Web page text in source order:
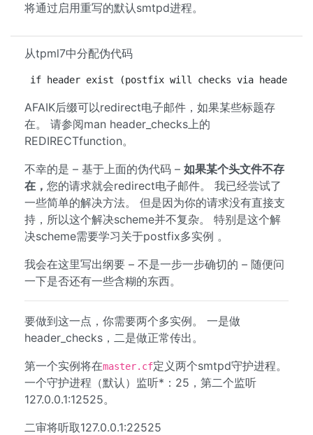
将通过启用重写的默认smtpd进程。
从tpml7中分配伪代码
if header exist (postfix will checks via
AFAIK后缀可以redirect电子邮件，如果某些标题存
在。 请参阅man header_checks上的
REDIRECTfunction。
不幸的是 – 基于上面的伪代码 – 如果某个头文件不存
在， 您的请求就会redirect电子邮件。 我已经尝试了
一些简单的解决方法。 但是因为你的请求没有直接支
持，所以这个解决scheme并不复杂。 特别是这个解
决scheme需要学习关于postfix多实例 。
我会在这里写出纲要 – 不是一步一步确切的 – 随便问
一下是否还有一些含糊的东西。
要做到这一点，你需要两个多实例。 一是做
header_checks，二是做正常传出。
第一个实例将在master.cf定义两个smtpd守护进程。
一个守护进程（默认）监听*：25，第二个监听
127.0.0.1:12525。
二审将听取127.0.0.1:22525